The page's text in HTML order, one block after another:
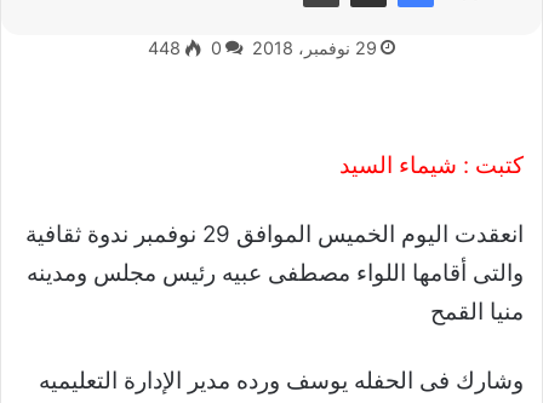
29 نوفمبر، 2018 0
448
كتبت : شيماء السيد
انعقدت اليوم الخميس الموافق 29 نوفمبر ندوة ثقافية
والتى أقامها اللواء مصطفى عبيه رئيس مجلس ومدينه
منيا القمح
وشارك فى الحفله يوسف ورده مدير الإدارة التعليميه